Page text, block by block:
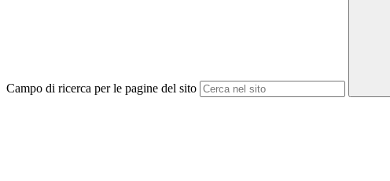
Campo di ricerca per le pagine del sito